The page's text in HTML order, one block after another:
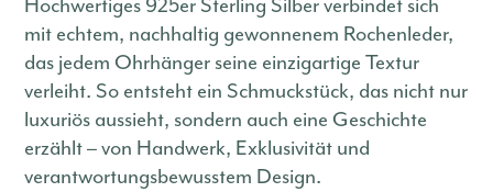
Hochwertiges 925er Sterling Silber verbindet sich
mit echtem, nachhaltig gewonnenem Rochenleder,
das jedem Ohrhänger seine einzigartige Textur
verleiht. So entsteht ein Schmuckstück, das nicht nur
luxuriös aussieht, sondern auch eine Geschichte
erzählt – von Handwerk, Exklusivität und
verantwortungsbewusstem Design.